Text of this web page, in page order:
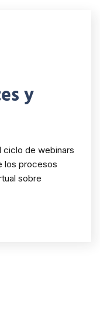
y
y
ciclo de webinars
los procesos
sobre